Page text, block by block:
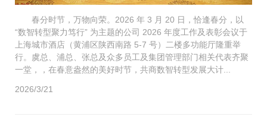
春分时节，万物向荣。2026 年 3 月 20 日，恰逢春分，以
“数智转型聚力笃行” 为主题的公司 2026 年度工作及表彰会议于
上海城市酒店（黄浦区陕西南路 5-7 号）二楼多功能厅隆重举
行。虞总、浦总、张总及众多员工及集团管理部门相关代表齐聚
一堂，，在春意盎然的美好时节，共商数智转型发展大计...
2026/3/21